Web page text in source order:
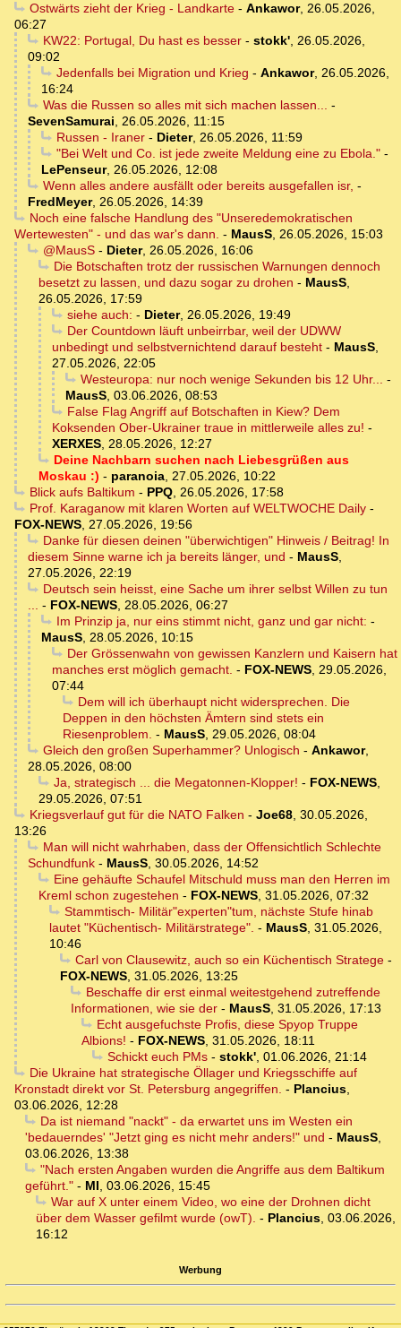
Ostwärts zieht der Krieg - Landkarte- Ankawor, 26.05.2026,
06:27
KW22: Portugal, Du hast es besser- stokk', 26.05.2026,
09:02
Jedenfalls bei Migration und Krieg - Ankawor, 26.05.2026,
16:24
Was die Russen so alles mit sich machen lassen... -
SevenSamurai, 26.05.2026, 11:15
Russen - Iraner- Dieter, 26.05.2026, 11:59
"Bei Welt und Co. ist jede zweite Meldung eine zu Ebola."-
LePenseur, 26.05.2026, 12:08
Wenn alles andere ausfällt oder bereits ausgefallen isr, -
FredMeyer, 26.05.2026, 14:39
Noch eine falsche Handlung des "Unseredemokratischen
Wertewesten" - und das war's dann. - MausS, 26.05.2026, 15:03
@MausS- Dieter, 26.05.2026, 16:06
Die Botschaften trotz der russischen Warnungen dennoch
besetzt zu lassen, und dazu sogar zu drohen - MausS,
26.05.2026, 17:59
siehe auch: - Dieter, 26.05.2026, 19:49
Der Countdown läuft unbeirrbar, weil der UDWW
unbedingt und selbstvernichtend darauf besteht - MausS,
27.05.2026, 22:05
Westeuropa: nur noch wenige Sekunden bis 12 Uhr... -
MausS, 03.06.2026, 08:53
False Flag Angriff auf Botschaften in Kiew? Dem
Koksenden Ober-Ukrainer traue in mittlerweile alles zu! -
XERXES, 28.05.2026, 12:27
Deine Nachbarn suchen nach Liebesgrüßen aus
Moskau :) - paranoia, 27.05.2026, 10:22
Blick aufs Baltikum - PPQ, 26.05.2026, 17:58
Prof. Karaganow mit klaren Worten auf WELTWOCHE Daily-
FOX-NEWS, 27.05.2026, 19:56
Danke für diesen deinen "überwichtigen" Hinweis / Beitrag! In
diesem Sinne warne ich ja bereits länger, und - MausS,
27.05.2026, 22:19
Deutsch sein heisst, eine Sache um ihrer selbst Willen zu tun
... - FOX-NEWS, 28.05.2026, 06:27
Im Prinzip ja, nur eins stimmt nicht, ganz und gar nicht: -
MausS, 28.05.2026, 10:15
Der Grössenwahn von gewissen Kanzlern und Kaisern hat
manches erst möglich gemacht. - FOX-NEWS, 29.05.2026,
07:44
Dem will ich überhaupt nicht widersprechen. Die
Deppen in den höchsten Ämtern sind stets ein
Riesenproblem. - MausS, 29.05.2026, 08:04
Gleich den großen Superhammer? Unlogisch - Ankawor,
28.05.2026, 08:00
Ja, strategisch ... die Megatonnen-Klopper! - FOX-NEWS,
29.05.2026, 07:51
Kriegsverlauf gut für die NATO Falken - Joe68, 30.05.2026,
13:26
Man will nicht wahrhaben, dass der Offensichtlich Schlechte
Schundfunk - MausS, 30.05.2026, 14:52
Eine gehäufte Schaufel Mitschuld muss man den Herren im
Kreml schon zugestehen - FOX-NEWS, 31.05.2026, 07:32
Stammtisch- Militär"experten"tum, nächste Stufe hinab
lautet "Küchentisch- Militärstratege". - MausS, 31.05.2026,
10:46
Carl von Clausewitz, auch so ein Küchentisch Stratege-
FOX-NEWS, 31.05.2026, 13:25
Beschaffe dir erst einmal weitestgehend zutreffende
Informationen, wie sie der - MausS, 31.05.2026, 17:13
Echt ausgefuchste Profis, diese Spyop Truppe
Albions! - FOX-NEWS, 31.05.2026, 18:11
Schickt euch PMs- stokk', 01.06.2026, 21:14
Die Ukraine hat strategische Öllager und Kriegsschiffe auf
Kronstadt direkt vor St. Petersburg angegriffen. - Plancius,
03.06.2026, 12:28
Da ist niemand "nackt" - da erwartet uns im Westen ein
'bedauerndes' "Jetzt ging es nicht mehr anders!" und - MausS,
03.06.2026, 13:38
"Nach ersten Angaben wurden die Angriffe aus dem Baltikum
geführt." - MI, 03.06.2026, 15:45
War auf X unter einem Video, wo eine der Drohnen dicht
über dem Wasser gefilmt wurde (owT). - Plancius, 03.06.2026,
16:12
Werbung